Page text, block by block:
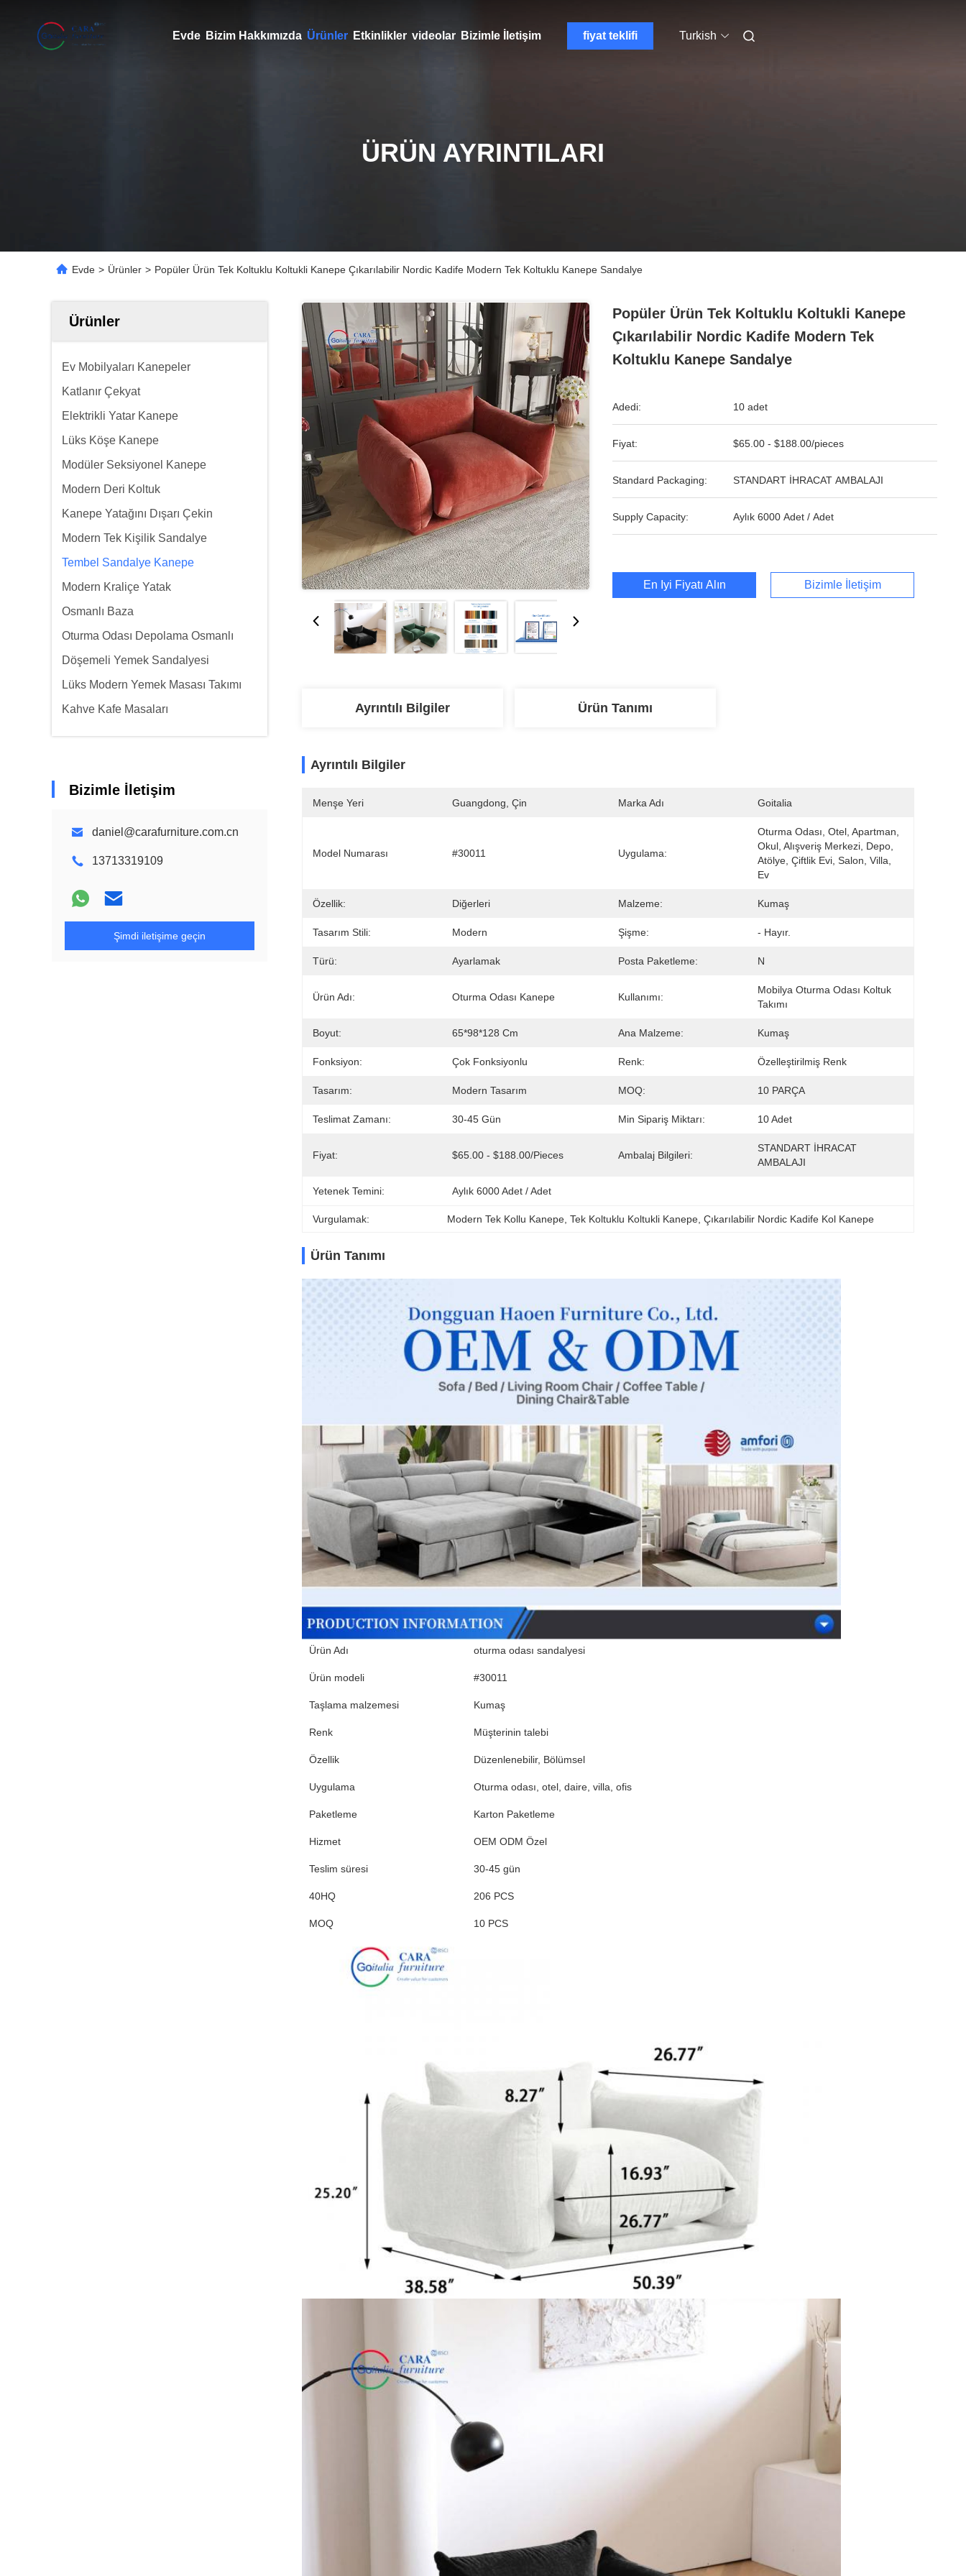
Evde Bizim Hakkımızda Ürünler Etkinlikler videolar Bizimle İletişim fiyat teklifi Turkish
ÜRÜN AYRINTILARI
Evde > Ürünler > Popüler Ürün Tek Koltuklu Koltukli Kanepe Çıkarılabilir Nordic Kadife Modern Tek Koltuklu Kanepe Sandalye
Ürünler
Ev Mobilyaları Kanepeler
Katlanır Çekyat
Elektrikli Yatar Kanepe
Lüks Köşe Kanepe
Modüler Seksiyonel Kanepe
Modern Deri Koltuk
Kanepe Yatağını Dışarı Çekin
Modern Tek Kişilik Sandalye
Tembel Sandalye Kanepe
Modern Kraliçe Yatak
Osmanlı Baza
Oturma Odası Depolama Osmanlı
Döşemeli Yemek Sandalyesi
Lüks Modern Yemek Masası Takımı
Kahve Kafe Masaları
Bizimle İletişim
daniel@carafurniture.com.cn
13713319109
Şimdi iletişime geçin
Popüler Ürün Tek Koltuklu Koltukli Kanepe
Çıkarılabilir Nordic Kadife Modern Tek
Koltuklu Kanepe Sandalye
Adedi: 10 adet
Fiyat: $65.00 - $188.00/pieces
Standard Packaging: STANDART İHRACAT AMBALAJI
Supply Capacity: Aylık 6000 Adet / Adet
En İyi Fiyatı Alın Bizimle İletişim
Ayrıntılı Bilgiler Ürün Tanımı
Ayrıntılı Bilgiler
Menşe Yeri Guangdong, Çin Marka Adı Goitalia
Model Numarası #30011 Uygulama:
Oturma Odası, Otel, Apartman,
Okul, Alışveriş Merkezi, Depo,
Atölye, Çiftlik Evi, Salon, Villa,
Ev
Özellik: Diğerleri Malzeme: Kumaş
Tasarım Stili: Modern Şişme: - Hayır.
Türü: Ayarlamak Posta Paketleme: N
Ürün Adı: Oturma Odası Kanepe Kullanımı:
Mobilya Oturma Odası Koltuk
Takımı
Boyut: 65*98*128 Cm Ana Malzeme: Kumaş
Fonksiyon: Çok Fonksiyonlu Renk: Özelleştirilmiş Renk
Tasarım: Modern Tasarım MOQ: 10 PARÇA
Teslimat Zamanı: 30-45 Gün Min Sipariş Miktarı: 10 Adet
Fiyat: $65.00 - $188.00/pieces Ambalaj Bilgileri:
STANDART İHRACAT
AMBALAJI
Yetenek Temini: Aylık 6000 Adet / Adet
Vurgulamak: Modern Tek Kollu Kanepe , Tek Koltuklu Koltukli Kanepe , Çıkarılabilir Nordic Kadife Kol Kanepe
Ürün Tanımı
Ürün Adı oturma odası sandalyesi
Ürün modeli #30011
Taşlama malzemesi Kumaş
Renk Müşterinin talebi
Özellik Düzenlenebilir, Bölümsel
Uygulama Oturma odası, otel, daire, villa, ofis
Paketleme Karton Paketleme
Hizmet OEM ODM Özel
Teslim süresi 30-45 gün
40HQ 206 PCS
MOQ 10 PCS